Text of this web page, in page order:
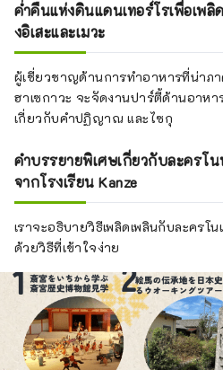
ค่ำคืนแห่งดินแดนเทอร์โรเพื่อเพ
งอิเสะและเมวะ
ผู้เชี่ยวชาญด้านการทำอาหารที่น่าภา
ฮาเซกาวะ จะจัดงานปาร์ตี้ด้านอาห
เกี่ยวกับคำปฏิญาณ และไซกุ
คำบรรยายพิเศษเกี่ยวกับละครโน
จากโรงเรียน Kanze
เราจะอธิบายวิธีเพลิดเพลินกับละครโ
ด้วยวิธีที่เข้าใจง่าย